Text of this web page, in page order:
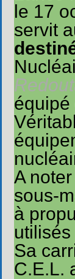
le 17
servit
équipé
A
sous-
à
Sa
C.E.L.